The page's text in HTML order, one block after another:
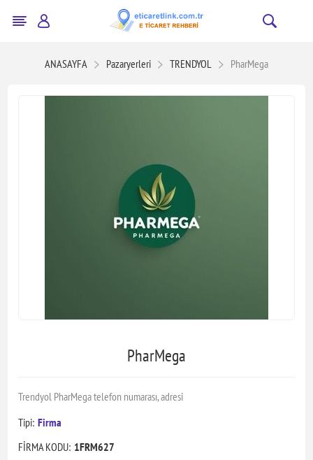
ANASAYFA Pazaryerleri TRENDYOL PharMega
PharMega
Trendyol PharMega telefon numarası, adresi
Tipi: Firma
FİRMA KODU: 1FRM627